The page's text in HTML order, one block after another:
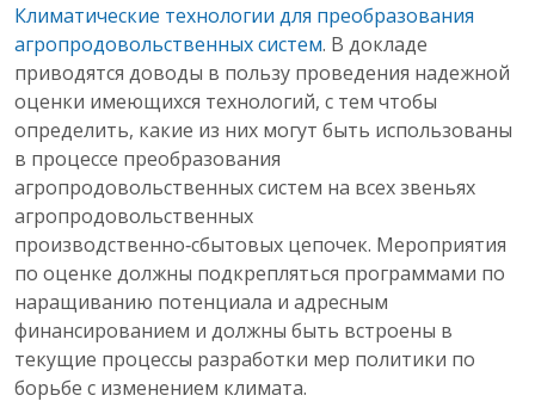
Климатические технологии для преобразования
агропродовольственных систем. В докладе
приводятся доводы в пользу проведения надежной
оценки имеющихся технологий, с тем чтобы
определить, какие из них могут быть использованы
в процессе преобразования
агропродовольственных систем на всех звеньях
агропродовольственных
производственно‑сбытовых цепочек. Мероприятия
по оценке должны подкрепляться программами по
наращиванию потенциала и адресным
финансированием и должны быть встроены в
текущие процессы разработки мер политики по
борьбе с изменением климата.